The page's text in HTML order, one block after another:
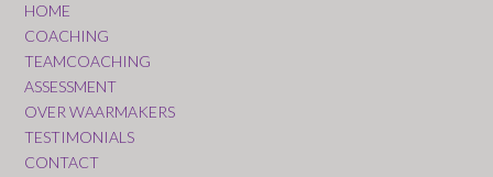
HOME
COACHING
TEAMCOACHING
ASSESSMENT
OVER WAARMAKERS
TESTIMONIALS
CONTACT